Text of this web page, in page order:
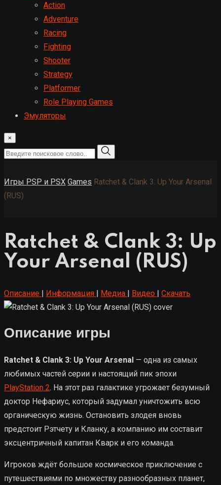
Action
Adventure
Racing
Fighting
Shooter
Strategy
Platformer
Role Playing Games
Эмуляторы
×
Игры PSP и PSX Games Ratchet & Clank 3: Up Your Arsenal
(RUS)
Ratchet & Clank 3: Up
Your Arsenal (RUS)
Описание | Информация | Медиа | Видео | Скачать
Описание игры
Ratchet & Clank 3: Up Your Arsenal — одна из самых
любимых частей серии и настоящий пик эпохи
PlayStation 2. На этот раз галактике угрожает безумный
доктор Нефариус, который задумал уничтожить всю
органическую жизнь. Остановить злодея вновь
предстоит Рэтчету и Кланку, а компанию им составит
эксцентричный капитан Кварк и его команда.
Игроков ждёт большое космическое приключение с
путешествиями по множеству разнообразных планет,